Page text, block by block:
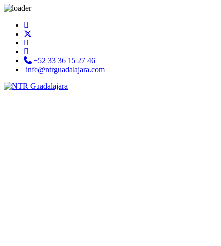
+52 33 36 15 27 46
info@ntrguadalajara.com